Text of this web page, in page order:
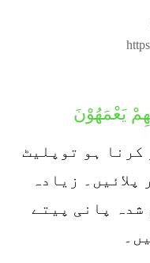
یَعْمَھُوْنَ
کرنا ہو توپلیٹ
زیادہ
پانی پیتے